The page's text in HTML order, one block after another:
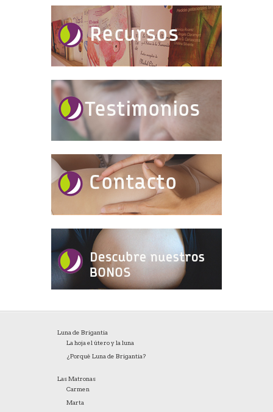
Luna de Brigantia
La hoja el útero y la luna
¿Porqué Luna de Brigantia?
Las Matronas
Carmen
Marta